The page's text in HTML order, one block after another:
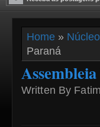
Home »
Paraná
Written By